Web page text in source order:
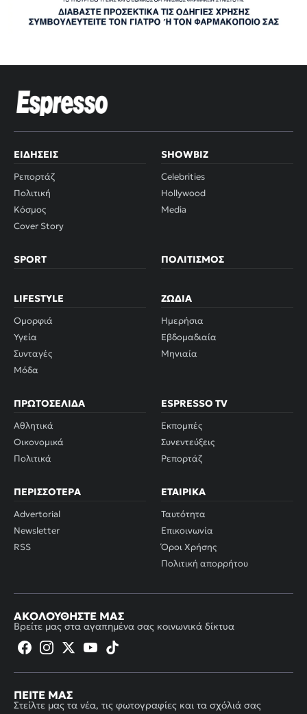
ΕΙΔΉΣΕΙΣ
Ρεπορτάζ
Πολιτική
Κόσμος
Cover Story
SHOWBIZ
Celebrities
Hollywood
Media
SPORT ΠΟΛΙΤΙΣΜΌΣ
LIFESTYLE
Ομορφιά
Υγεία
Συνταγές
Μόδα
ΖΏΔΙΑ
Ημερήσια
Εβδομαδιαία
Μηνιαία
ΠΡΩΤΟΣΈΛΙΔΑ
Αθλητικά
Οικονομικά
Πολιτικά
ESPRESSO TV
Εκπομπές
Συνεντεύξεις
Ρεπορτάζ
ΠΕΡΙΣΣΌΤΕΡΑ
Advertorial
Newsletter
RSS
ΕΤΑΙΡΙΚΆ
Ταυτότητα
Επικοινωνία
Όροι Χρήσης
Πολιτική απορρήτου
ΑΚΟΛΟΥΘΉΣΤΕ ΜΑΣ
Βρείτε μας στα αγαπημένα σας κοινωνικά δίκτυα
ΠΕΊΤΕ ΜΑΣ
Στείλτε μας τα νέα, τις φωτογραφίες και τα σχόλιά σας